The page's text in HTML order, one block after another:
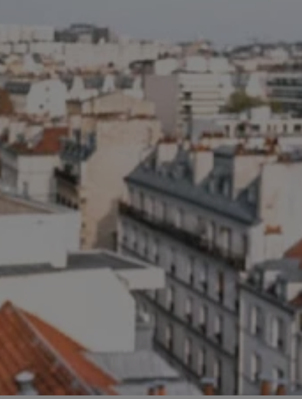
jak logowanie użytkownika i
identyfikator sesji.
identyfikator sesji.
identyfikator sesji.
ludzi i botów. Jest
ponieważ
raportów na temat
ludzi i botów. Jest
raportów na temat
internetowej.
przez usługę Cookie-
preferencji dotyczących
działał poprawnie.
informacje o zgodzie
dotyczących
z witryny. Rejestruje
prywatności i ustawień
w kolejnych
nie musi ponownie
co zwiększa wygodę i
danych.